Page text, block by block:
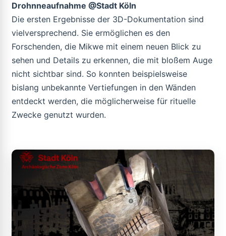
Drohnneaufnahme @Stadt Köln
Die ersten Ergebnisse der 3D-Dokumentation sind
vielversprechend. Sie ermöglichen es den
Forschenden, die Mikwe mit einem neuen Blick zu
sehen und Details zu erkennen, die mit bloßem Auge
nicht sichtbar sind. So konnten beispielsweise
bislang unbekannte Vertiefungen in den Wänden
entdeckt werden, die möglicherweise für rituelle
Zwecke genutzt wurden.